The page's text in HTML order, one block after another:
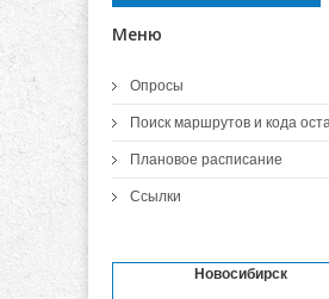
Меню
Опросы
Поиск маршрутов и кода
Плановое расписание
Ссылки
Новосибирск